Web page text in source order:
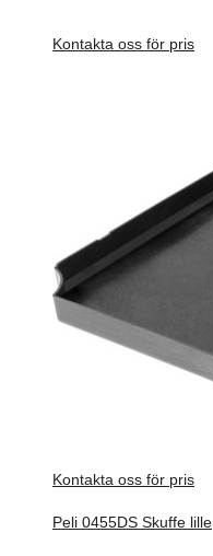
Kontakta oss för pris
Kontakta oss för pris
Peli 0455DS Skuffe lille